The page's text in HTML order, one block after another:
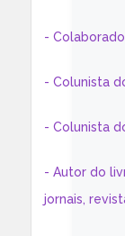
-
- Colunista
- Colunista
- Autor do
jornais,